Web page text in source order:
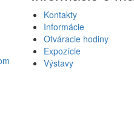
Kontakty
Informácie
Otváracie hodiny
Expozície
Výstavy